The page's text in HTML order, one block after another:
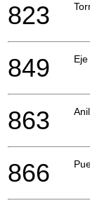
823
849
863
866